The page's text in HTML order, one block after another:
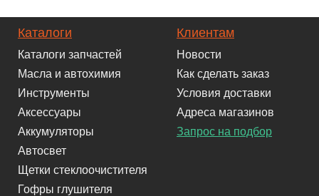
Каталоги
Каталоги запчастей
Масла и автохимия
Инструменты
Аксессуары
Аккумуляторы
Автосвет
Щетки стеклоочистителя
Гофры глушителя
Клиентам
Новости
Как сделать заказ
Условия доставки
Адреса магазинов
Запрос на подбор